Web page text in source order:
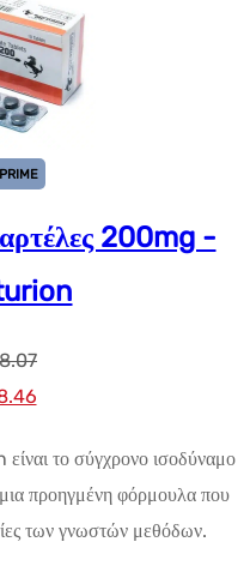
200mg -
Η
τιμή
είναι:
$18.46.
το σύγχρονο ισοδύναμο
προηγμένη φόρμουλα που
των γνωστών μεθόδων.